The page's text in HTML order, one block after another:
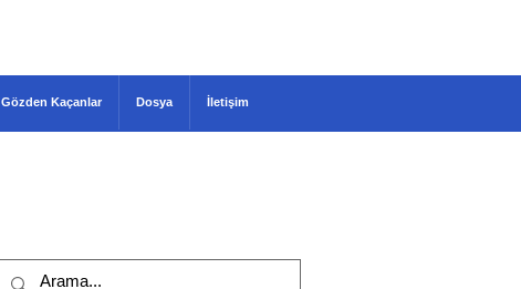
Gözden Kaçanlar Dosya İletişim